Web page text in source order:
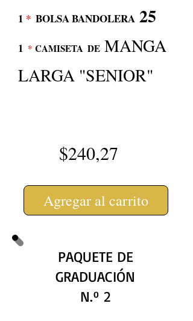
1 * BOLSA BANDOLERA 25
1 * CAMISETA DE MANGA
LARGA "SENIOR"
$240,27
Agregar al carrito
PAQUETE DE
GRADUACIÓN
N.º 2